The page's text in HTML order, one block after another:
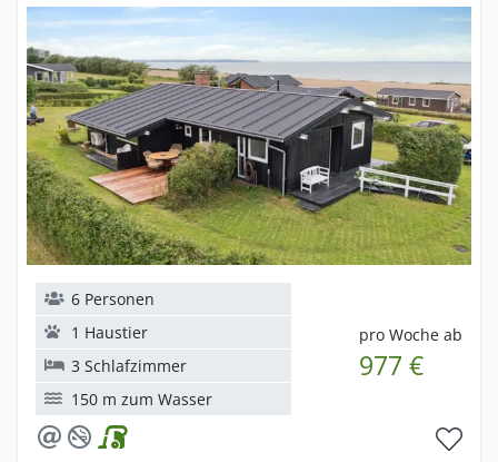
pro Woche ab
977 €
6 Personen
1 Haustier
3 Schlafzimmer
150 m zum Wasser